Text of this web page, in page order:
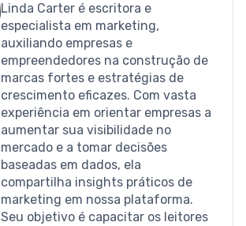
Linda Carter é escritora e
especialista em marketing,
auxiliando empresas e
empreendedores na construção de
marcas fortes e estratégias de
crescimento eficazes. Com vasta
experiência em orientar empresas a
aumentar sua visibilidade no
mercado e a tomar decisões
baseadas em dados, ela
compartilha insights práticos de
marketing em nossa plataforma.
Seu objetivo é capacitar os leitores